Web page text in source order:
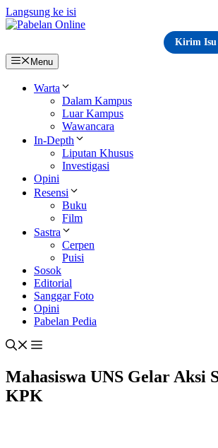
Langsung ke isi
Kirim Isu
Menu
Warta
Dalam Kampus
Luar Kampus
Wawancara
In-Depth
Liputan Khusus
Investigasi
Opini
Resensi
Buku
Film
Sastra
Cerpen
Puisi
Sosok
Editorial
Sanggar Foto
Opini
Pabelan Pedia
Mahasiswa UNS Gelar Aksi
KPK